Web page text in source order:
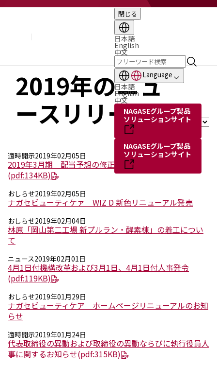
閉じる
日本語
English
中文
Language
日本語
English
中文
NAGASEグループ製品
ソリューションサイト
NAGASEグループ製品
ソリューションサイト
役員・執行役員
国内・海外のNAGASEグループ
ニュース
2026年
2025年
2024年
2023年
2021年
2020年
2019年
2018年
2017年
2016年
2019年のニュ
ースリリース
年を選
択：
適時開示2019年02月05日
2019年3月期 配当予想の修正に関するお知らせ
(pdf:134KB)
おしらせ2019年02月05日
ナガセビューティケァ WIZ D 新色リニューアル発売
おしらせ2019年02月04日
林原「岡山第二工場 新プルラン・酵素棟」の着工につい
て
ニュース2019年02月01日
4月1日付機構改革および3月1日、4月1日付人事発令
(pdf:119KB)
おしらせ2019年01月29日
ナガセビューティケア ホームページリニューアルのお知
らせ
適時開示2019年01月24日
代表取締役の異動および取締役の異動ならびに執行役員人
事に関するお知らせ(pdf:315KB)